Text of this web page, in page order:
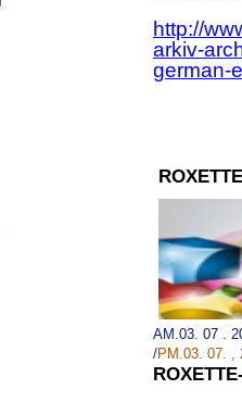
http://
arkiv-
german-
AM.03. 07 .
/PM.03. 07. ,